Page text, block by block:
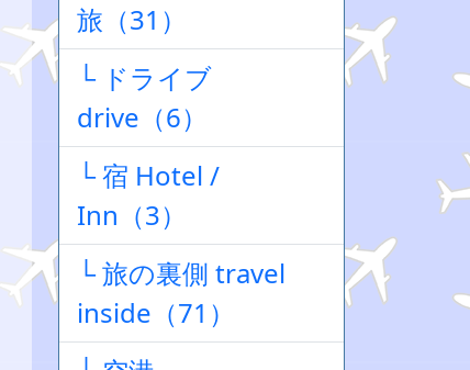
旅（31）
└ ドライブ
drive（6）
└ 宿 Hotel /
Inn（3）
└ 旅の裏側 travel
inside（71）